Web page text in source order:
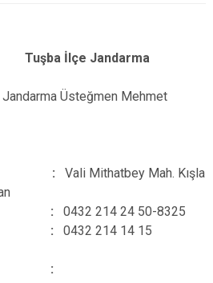
İpekyolu
Tuşba İlçe Jandarma
Jandarma Üsteğmen Mehmet
: Vali Mithatbey Mah. Kışla
: 0432 214 24 50-8325
:
0432 214 14 15
: